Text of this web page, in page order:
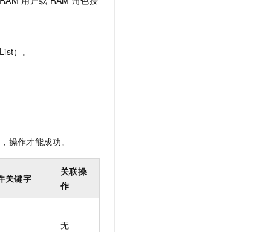
）。
操作才能成功。
关键字
关联操
作
无
创作平台
一步搞定创意建站